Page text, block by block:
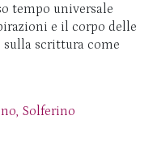
tempo universale
e il corpo delle
scrittura come
Solferino